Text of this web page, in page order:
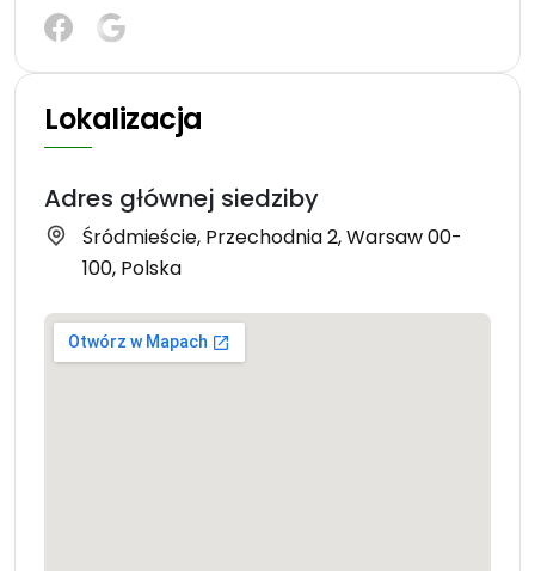
Lokalizacja
Adres głównej siedziby
Śródmieście, Przechodnia 2, Warsaw 00-
100, Polska